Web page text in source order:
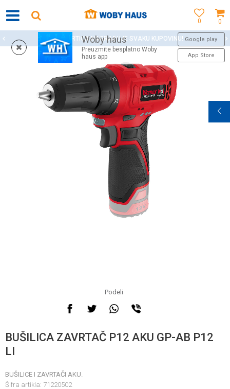
0
0
Woby haus
Preuzmite besplatno Woby
haus app
Google play
App Store
WOBY KARTICA NAGRAĐUJE SVAKU KUPOVINU!
Podeli
BUŠILICA ZAVRTAČ P12 AKU GP-AB P12
LI
BUŠILICE I ZAVRTAČI AKU.
Šifra artikla: 71220502